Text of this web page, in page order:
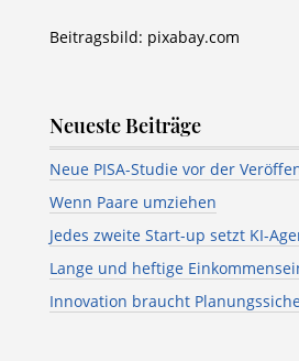
Beitragsbild: pixabay.com
Neueste Beiträge
Neue PISA-Studie vor der
Wenn Paare umziehen
Jedes zweite Start-up setzt KI-
Lange und heftige
Innovation braucht